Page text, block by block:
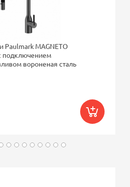
Paulmark MAGNETO
подключением
вороненая сталь